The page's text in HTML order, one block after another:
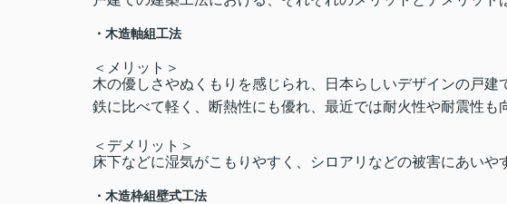
・木造軸組工法
＜メリット＞
木の優しさやぬくもりを感じられ、日本らしいデザインの戸建
鉄に比べて軽く、断熱性にも優れ、最近では耐火性や耐震性も
＜デメリット＞
床下などに湿気がこもりやすく、シロアリなどの被害にあいや
・木造枠組壁式工法